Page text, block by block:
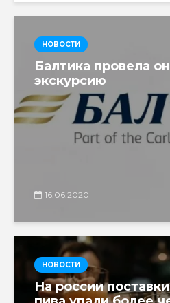
НОВОСТИ
Балтика провела
экскурсию
16.06.2020
НОВОСТИ
На россии